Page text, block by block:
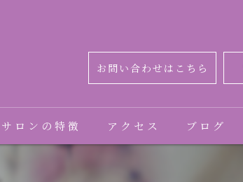
お問い合わせはこちら
ロンの特徴 アクセス ブログ